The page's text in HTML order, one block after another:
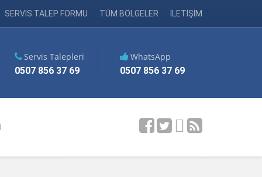
SERVİS TALEP FORMU TÜM BÖLGELER İLETİŞİM
Servis Talepleri
0507 856 37 69
WhatsApp
0507 856 37 69